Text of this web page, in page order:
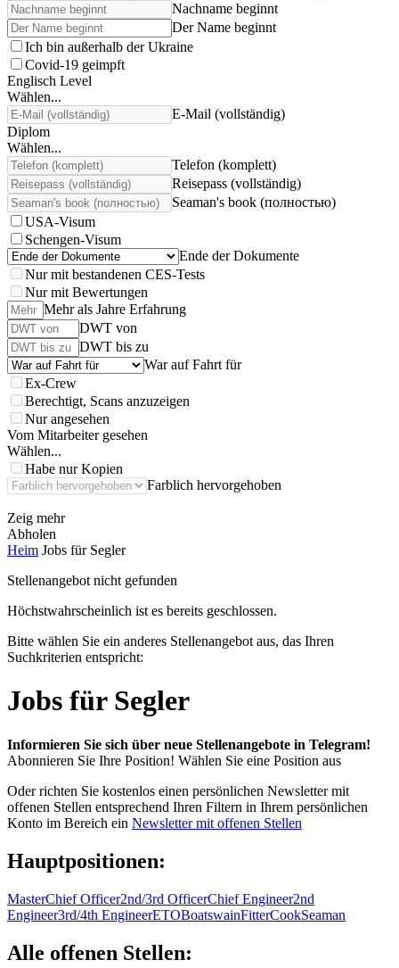
Nachname beginnt
Der Name beginnt
Ich bin außerhalb der Ukraine
Covid-19 geimpft
Englisch Level
Wählen...
E-Mail (vollständig)
Diplom
Wählen...
Telefon (komplett)
Reisepass (vollständig)
Seaman's book (полностью)
USA-Visum
Schengen-Visum
Ende der Dokumente
Nur mit bestandenen CES-Tests
Nur mit Bewertungen
Mehr als Jahre Erfahrung
DWT von
DWT bis zu
War auf Fahrt für
Ex-Crew
Berechtigt, Scans anzuzeigen
Nur angesehen
Vom Mitarbeiter gesehen
Wählen...
Habe nur Kopien
Farblich hervorgehoben
Zeig mehr
Abholen
Heim Jobs für Segler
Stellenangebot nicht gefunden
Höchstwahrscheinlich ist es bereits geschlossen.
Bitte wählen Sie ein anderes Stellenangebot aus, das Ihren
Suchkriterien entspricht:
Jobs für Segler
Informieren Sie sich über neue Stellenangebote in Telegram!
Abonnieren Sie Ihre Position! Wählen Sie eine Position aus
Oder richten Sie kostenlos einen persönlichen Newsletter mit
offenen Stellen entsprechend Ihren Filtern in Ihrem persönlichen
Konto im Bereich ein Newsletter mit offenen Stellen
Hauptpositionen:
MasterChief Officer2nd/3rd OfficerChief Engineer2nd
Engineer3rd/4th EngineerETOBoatswainFitterCookSeaman
Alle offenen Stellen: